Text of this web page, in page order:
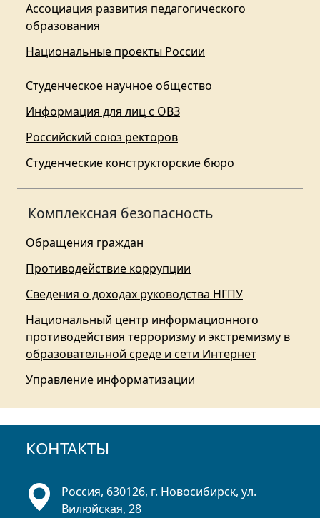
Ассоциация развития педагогического
образования
Национальные проекты России
Студенческое научное общество
Информация для лиц с ОВЗ
Российский союз ректоров
Студенческие конструкторские бюро
Комплексная безопасность
Обращения граждан
Противодействие коррупции
Сведения о доходах руководства НГПУ
Национальный центр информационного
противодействия терроризму и экстремизму в
образовательной среде и сети Интернет
Управление информатизации
КОНТАКТЫ
Россия, 630126, г. Новосибирск, ул.
Вилюйская, 28